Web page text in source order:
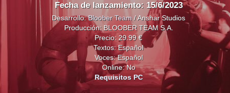
Fecha de lanzamiento: 15/6/2023
Desarrollo:Bloober Team / Anshar Studios
Producción: BLOOBER TEAM S.A.
Precio: 29.99 €
Textos: Español
Voces: Español
Online: No
Requisitos PC